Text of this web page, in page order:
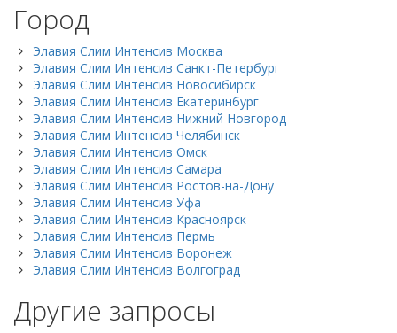
Город
Элавия Слим Интенсив Москва
Элавия Слим Интенсив Санкт-Петербург
Элавия Слим Интенсив Новосибирск
Элавия Слим Интенсив Екатеринбург
Элавия Слим Интенсив Нижний Новгород
Элавия Слим Интенсив Челябинск
Элавия Слим Интенсив Омск
Элавия Слим Интенсив Самара
Элавия Слим Интенсив Ростов-на-Дону
Элавия Слим Интенсив Уфа
Элавия Слим Интенсив Красноярск
Элавия Слим Интенсив Пермь
Элавия Слим Интенсив Воронеж
Элавия Слим Интенсив Волгоград
Другие запросы